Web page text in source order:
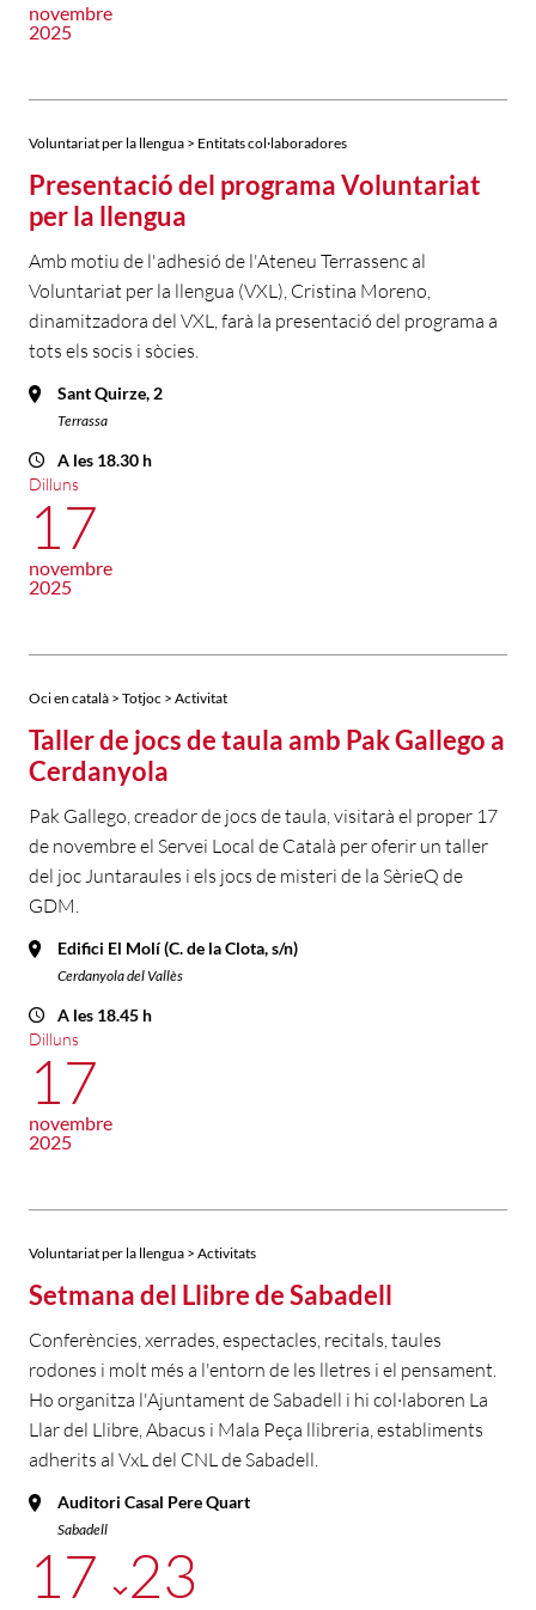
novembre
2025
Voluntariat per la llengua > Entitats col·laboradores
Presentació del programa Voluntariat
per la llengua
Amb motiu de l'adhesió de l'Ateneu Terrassenc al
Voluntariat per la llengua (VXL), Cristina Moreno,
dinamitzadora del VXL, farà la presentació del programa a
tots els socis i sòcies.
Sant Quirze, 2
Terrassa
A les 18.30 h
Dilluns
17
novembre
2025
Oci en català > Totjoc > Activitat
Taller de jocs de taula amb Pak Gallego a
Cerdanyola
Pak Gallego, creador de jocs de taula, visitarà el proper 17
de novembre el Servei Local de Català per oferir un taller
del joc Juntaraules i els jocs de misteri de la SèrieQ de
GDM.
Edifici El Molí (C. de la Clota, s/n)
Cerdanyola del Vallès
A les 18.45 h
Dilluns
17
novembre
2025
Voluntariat per la llengua > Activitats
Setmana del Llibre de Sabadell
Conferències, xerrades, espectacles, recitals, taules
rodones i molt més a l'entorn de les lletres i el pensament.
Ho organitza l'Ajuntament de Sabadell i hi col·laboren La
Llar del Llibre, Abacus i Mala Peça llibreria, establiments
adherits al VxL del CNL de Sabadell.
Auditori Casal Pere Quart
Sabadell
17 23